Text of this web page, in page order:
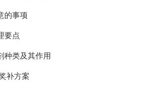
的事项
要点
种类及其作用
补方案